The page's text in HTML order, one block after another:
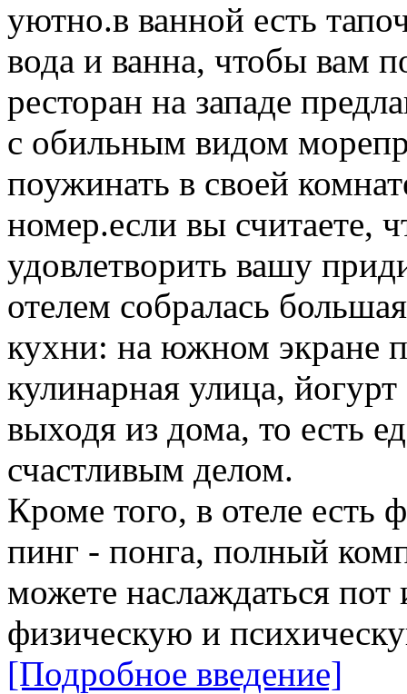
уютно.в ванной есть
вода и ванна, чтобы вам
ресторан на западе
с обильным видом
поужинать в своей
номер.если вы считаете,
удовлетворить вашу
отелем собралась
кухни: на южном экране
кулинарная улица,
выходя из дома, то есть
счастливым делом.
Кроме того, в отеле есть
пинг - понга, полный
можете наслаждаться пот
физическую и
[Подробное введение]